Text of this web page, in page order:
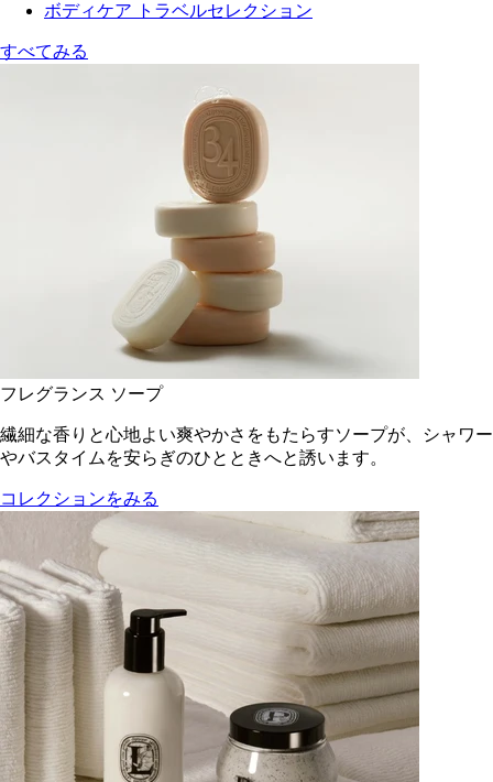
ボディケア トラベルセレクション
すべてみる
フレグランス ソープ
繊細な香りと心地よい爽やかさをもたらすソープが、シャワー
やバスタイムを安らぎのひとときへと誘います。
コレクションをみる